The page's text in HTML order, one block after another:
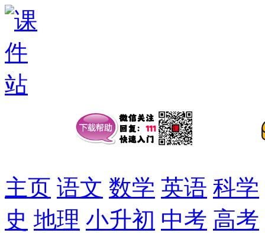
主页 语文 数学 英语 科学
史 地理 小升初 中考 高考